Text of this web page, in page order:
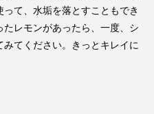
て、水垢を落とすこともでき
レモンがあったら、一度、シ
てください。きっとキレイに